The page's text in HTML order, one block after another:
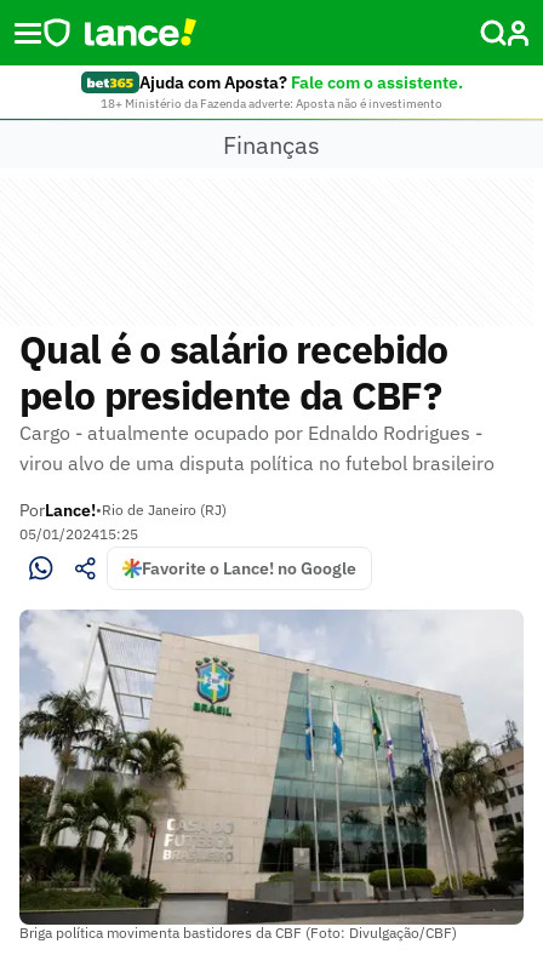
Ajuda com Aposta? Fale com o assistente.
18+ Ministério da Fazenda adverte: Aposta não é investimento
Finanças
Qual é o salário recebido
pelo presidente da CBF?
Cargo - atualmente ocupado por Ednaldo Rodrigues -
virou alvo de uma disputa política no futebol brasileiro
PorLance!•Rio de Janeiro (RJ)
05/01/202415:25
Favorite o Lance! no Google
Briga política movimenta bastidores da CBF (Foto: Divulgação/CBF)